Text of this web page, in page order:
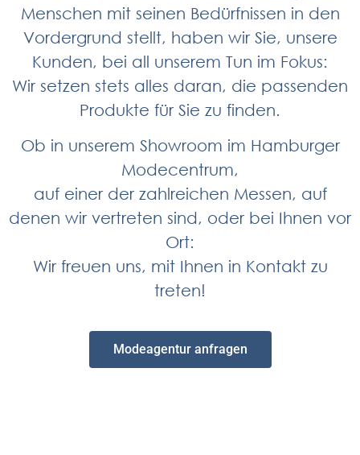
Menschen mit seinen Bedürfnissen in den
Vordergrund stellt, haben wir Sie, unsere
Kunden, bei all unserem Tun im Fokus:
Wir setzen stets alles daran, die passenden
Produkte für Sie zu finden.
Ob in unserem Showroom im Hamburger
Modecentrum,
auf einer der zahlreichen Messen, auf
denen wir vertreten sind, oder bei Ihnen vor
Ort:
Wir freuen uns, mit Ihnen in Kontakt zu
treten!
Modeagentur anfragen